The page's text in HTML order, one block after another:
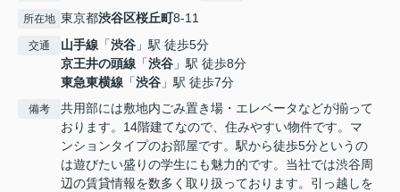
所在地 東京都渋谷区桜丘町8-11
交通 山手線 「渋谷 」駅 徒歩5分
京王井の頭線 「渋谷 」駅 徒歩8分
東急東横線 「渋谷 」駅 徒歩7分
備考
共用部には敷地内ごみ置き場・エレベータなどが揃って
おります。14階建てなので、住みやすい物件です。マ
ンションタイプのお部屋です。駅から徒歩5分というの
は遊びたい盛りの学生にも魅力的です。当社では渋谷周
辺の賃貸情報を数多く取り扱っております。引っ越しを